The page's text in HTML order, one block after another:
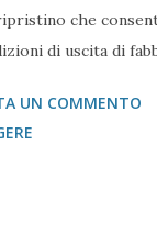
che
di uscita di
UN COMMENTO